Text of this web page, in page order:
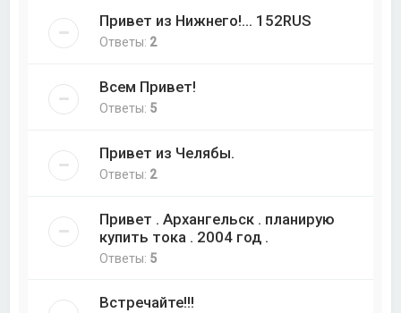
Привет из Нижнего!... 152RUS
Ответы: 2
Всем Привет!
Ответы: 5
Привет из Челябы.
Ответы: 2
Привет . Архангельск . планирую
купить тока . 2004 год .
Ответы: 5
Встречайте!!!